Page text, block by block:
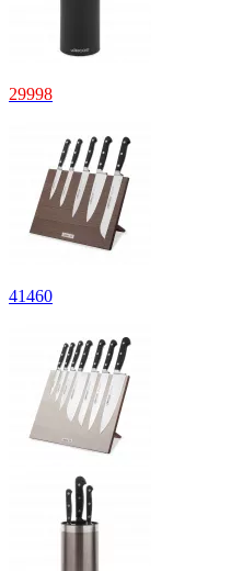
29998
41460